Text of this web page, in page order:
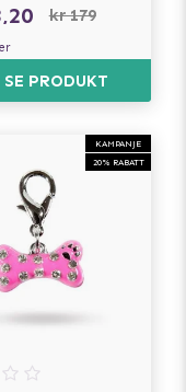
kr 179
SE PRODUKT
KAMPANJE
20% RABATT